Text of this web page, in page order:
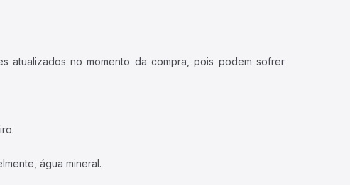
atualizados no momento da compra, pois podem sofrer
água mineral.